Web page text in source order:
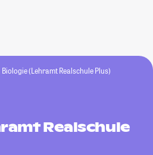
Biologie (Lehramt Realschule Plus)
Realschule